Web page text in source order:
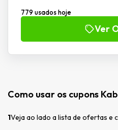
779 usados hoje
Ver
Como usar os cupons
1Veja ao lado a lista de ofertas e